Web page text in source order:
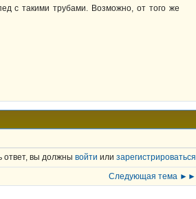
с такими трубами. Возможно, от того же
ответ, вы должны войти или зарегистрироваться
Следующая тема ►►